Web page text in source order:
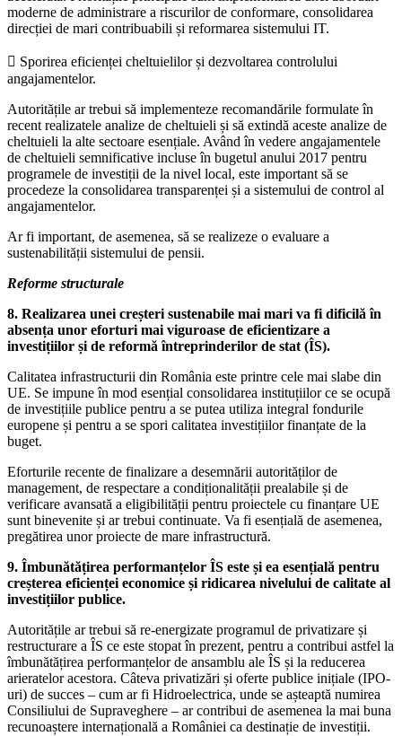
moderne de administrare a riscurilor de conformare, consolidarea
direcției de mari contribuabili și reformarea sistemului IT.
 Sporirea eficienței cheltuielilor și dezvoltarea controlului
angajamentelor.
Autoritățile ar trebui să implementeze recomandările formulate în
recent realizatele analize de cheltuieli și să extindă aceste analize de
cheltuieli la alte sectoare esențiale. Având în vedere angajamentele
de cheltuieli semnificative incluse în bugetul anului 2017 pentru
programele de investiții de la nivel local, este important să se
procedeze la consolidarea transparenței și a sistemului de control al
angajamentelor.
Ar fi important, de asemenea, să se realizeze o evaluare a
sustenabilității sistemului de pensii.
Reforme structurale
8. Realizarea unei creșteri sustenabile mai mari va fi dificilă în
absența unor eforturi mai viguroase de eficientizare a
investițiilor și de reformă întreprinderilor de stat (ÎS).
Calitatea infrastructurii din România este printre cele mai slabe din
UE. Se impune în mod esențial consolidarea instituțiilor ce se ocupă
de investițiile publice pentru a se putea utiliza integral fondurile
europene și pentru a se spori calitatea investițiilor finanțate de la
buget.
Eforturile recente de finalizare a desemnării autorităților de
management, de respectare a condiționalității prealabile și de
verificare avansată a eligibilității pentru proiectele cu finanțare UE
sunt binevenite și ar trebui continuate. Va fi esențială de asemenea,
pregătirea unor proiecte de mare infrastructură.
9. Îmbunătățirea performanțelor ÎS este și ea esențială pentru
creșterea eficienței economice și ridicarea nivelului de calitate al
investițiilor publice.
Autoritățile ar trebui să re-energizate programul de privatizare și
restructurare a ÎS ce este stopat în prezent, pentru a contribui astfel la
îmbunătățirea performanțelor de ansamblu ale ÎS și la reducerea
arieratelor acestora. Câteva privatizări și oferte publice inițiale (IPO-
uri) de succes – cum ar fi Hidroelectrica, unde se așteaptă numirea
Consiliului de Supraveghere – ar contribui de asemenea la mai buna
recunoaștere internațională a României ca destinație de investiții.